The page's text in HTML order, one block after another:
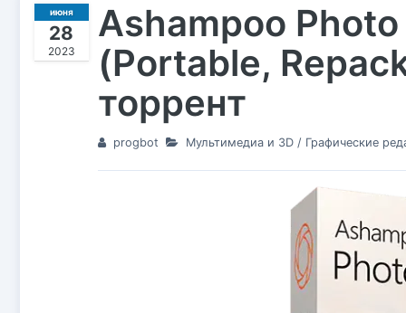
июня
28
2023
Ashampoo
(Portable,
торрент
progbot Мультимедиа и 3D/ Графические